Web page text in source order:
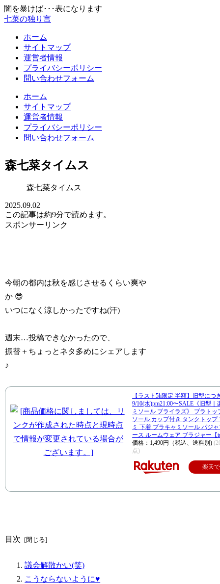
闇を暴けば･･･表になります
七菜の独り言
ホーム
サイトマップ
運営者情報
プライバシーポリシー
問い合わせフォーム
ホーム
サイトマップ
運営者情報
プライバシーポリシー
問い合わせフォーム
森七菜タイムス
森七菜タイムス
2025.09.02
この記事は約9分で読めます。
スポンサーリンク
今朝の都内は秋を感じさせるくらい爽や
か 😎
いつになく涼しかったですね(汗)
週末…投稿できなかったので、
振替＋ちょっとネタ多めにシェアします
♪
【ラスト5h限定 半額】旧型につ
9/10(水)pm21:00〜SALE《旧型｜
ミソール ブライラズ》 ブラトッ
ソール カップ付き タンクトップ
ミ 下着 ブラキャミソール パジ
ース ルームウェア ブラジャー【
価格：1,490円（税込、送料別)
点)
楽天
目次
議会解散かい(笑)
こうならないように♥